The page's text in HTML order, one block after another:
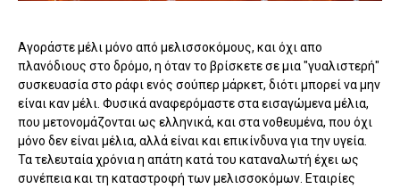
Αγοράστε μέλι μόνο από μελισσοκόμους, και όχι απο
πλανόδιους στο δρόμο, η όταν το βρίσκετε σε μια "γυαλιστερή"
συσκευασία στο ράφι ενός σούπερ μάρκετ, διότι μπορεί να μην
είναι καν μέλι. Φυσικά αναφερόμαστε στα εισαγώμενα μέλια,
που μετονομάζονται ως ελληνικά, και στα νοθευμένα, που όχι
μόνο δεν είναι μέλια, αλλά είναι και επικίνδυνα για την υγεία.
Τα τελευταία χρόνια η απάτη κατά του καταναλωτή έχει ως
συνέπεια και τη καταστροφή των μελισσοκόμων. Εταιρίες